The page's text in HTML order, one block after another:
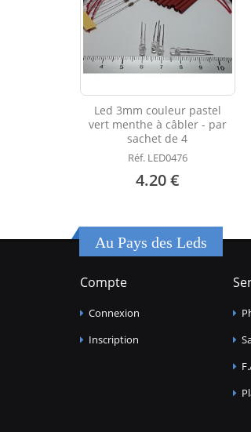
Led 3mm couleur pastel
vert menthe à câbler - par
sachet de 4
Réf. LED0476
4.20 €
Au Pays des Leds
Compte
Connexion
Inscription